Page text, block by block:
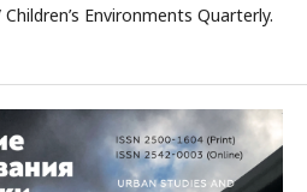
Environments Quarterly.